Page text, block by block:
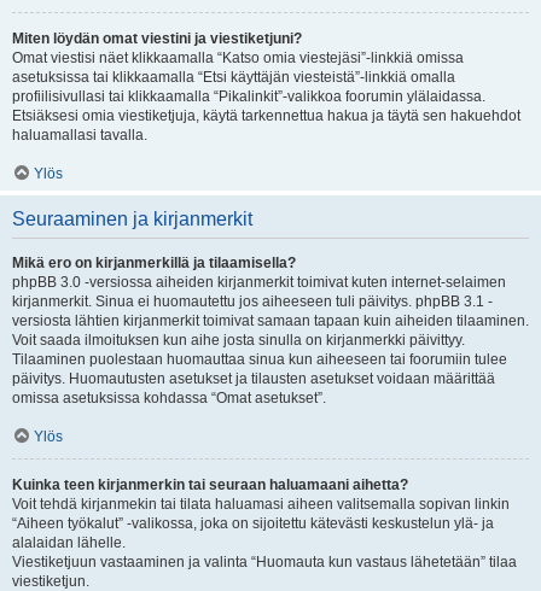
Miten löydän omat viestini ja viestiketjuni?
Omat viestisi näet klikkaamalla “Katso omia viestejäsi”-linkkiä omissa
asetuksissa tai klikkaamalla “Etsi käyttäjän viesteistä”-linkkiä omalla
profiilisivullasi tai klikkaamalla “Pikalinkit”-valikkoa foorumin ylälaidassa.
Etsiäksesi omia viestiketjuja, käytä tarkennettua hakua ja täytä sen hakuehdot
haluamallasi tavalla.
Ylös
Seuraaminen ja kirjanmerkit
Mikä ero on kirjanmerkillä ja tilaamisella?
phpBB 3.0 -versiossa aiheiden kirjanmerkit toimivat kuten internet-selaimen
kirjanmerkit. Sinua ei huomautettu jos aiheeseen tuli päivitys. phpBB 3.1 -
versiosta lähtien kirjanmerkit toimivat samaan tapaan kuin aiheiden tilaaminen.
Voit saada ilmoituksen kun aihe josta sinulla on kirjanmerkki päivittyy.
Tilaaminen puolestaan huomauttaa sinua kun aiheeseen tai foorumiin tulee
päivitys. Huomautusten asetukset ja tilausten asetukset voidaan määrittää
omissa asetuksissa kohdassa “Omat asetukset”.
Ylös
Kuinka teen kirjanmerkin tai seuraan haluamaani aihetta?
Voit tehdä kirjanmekin tai tilata haluamasi aiheen valitsemalla sopivan linkin
“Aiheen työkalut” -valikossa, joka on sijoitettu kätevästi keskustelun ylä- ja
alalaidan lähelle.
Viestiketjuun vastaaminen ja valinta “Huomauta kun vastaus lähetetään” tilaa
viestiketjun.